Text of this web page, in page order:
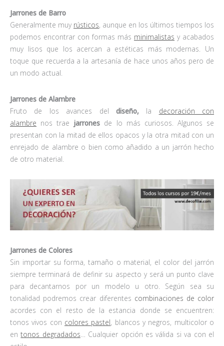
Jarrones de Barro
Generalmente muy rústicos, aunque en los últimos tiempos los
podemos encontrar con formas más minimalistas y acabados
muy lisos que los acercan a estéticas más modernas. Un
toque que recuerda a la artesanía de hace unos años pero de
un modo actual.
Jarrones de Alambre
Fruto de los avances del diseño, la decoración con
alambre nos trae jarrones de lo más curiosos. Algunos se
presentan con la mitad de ellos opacos y la otra mitad con un
enrejado de alambre o bien como añadido a un jarrón hecho
de otro material.
Jarrones de Colores
Sin importar su forma, tamaño o material, el color del jarrón
siempre terminará de definir su aspecto y será un punto clave
para decantarnos por un modelo u otro. Según sea su
tonalidad podremos crear diferentes combinaciones de color
acordes con el resto de la estancia donde se encuentren:
tonos vivos con colores pastel, blancos y negros, multicolor o
entonos degradados… Cualquier opción es válida si va con el